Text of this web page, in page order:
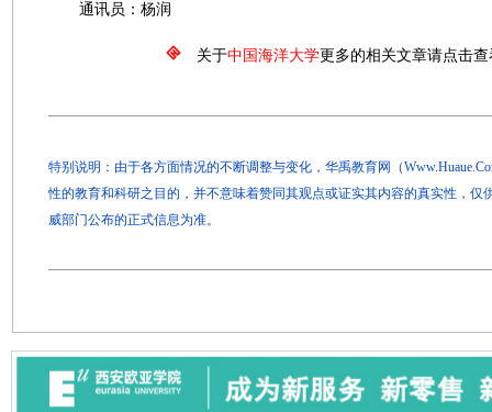
通讯员：杨润
关于中国海洋大学更多的相关文章请点击查
特别说明：由于各方面情况的不断调整与变化，华禹教育网（
性的教育和科研之目的，并不意味着赞同其观点或证实其内容的真实性，仅
威部门公布的正式信息为准。